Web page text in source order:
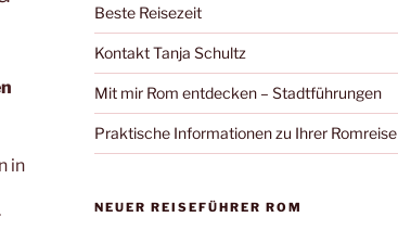
in
Beste Reisezeit
Kontakt Tanja Schultz
Mit mir Rom entdecken – Stadtführungen
Praktische Informationen zu Ihrer Romreise
NEUER REISEFÜHRER ROM